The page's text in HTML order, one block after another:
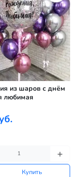
из шаров с днём
любимая
Купить